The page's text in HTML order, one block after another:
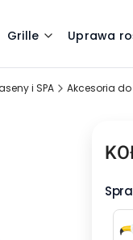
Grille Uprawa
i SPA Akcesoria